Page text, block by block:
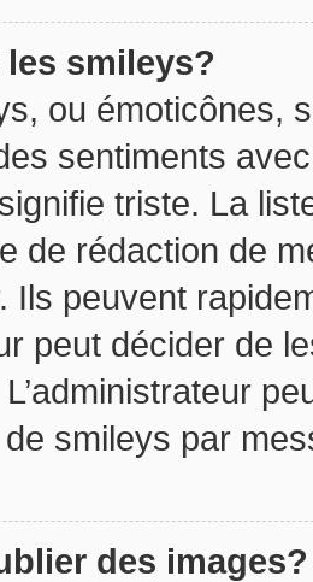
smileys?
ou émoticônes,
sentiments
triste. La
de rédaction de
Ils peuvent
peut décider de
smileys par
des images?